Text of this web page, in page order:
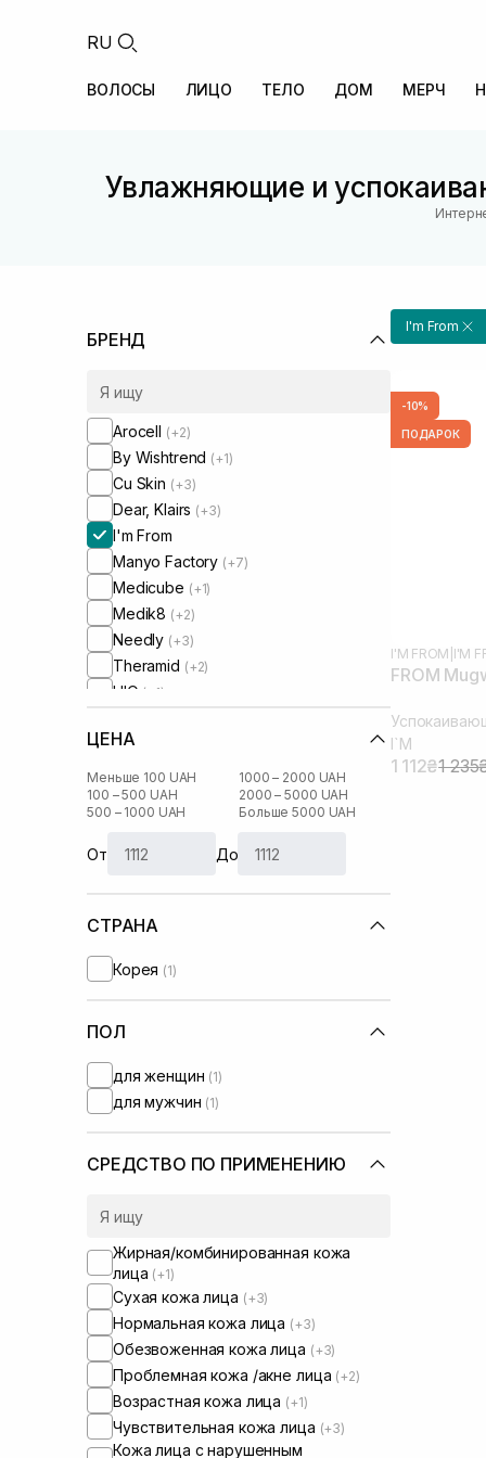
RU
ВОЛОСЫ ЛИЦО ТЕЛО ДОМ МЕРЧ
Увлажняющие и
БРЕНД
Arocell (+2)
By Wishtrend (+1)
Cu Skin (+3)
Dear, Klairs (+3)
I'm From
Manyo Factory (+7)
Medicube (+1)
Medik8 (+2)
Needly (+3)
Theramid (+2)
UIQ (+1)
ЦЕНА
Меньше 100 UAH
100 – 500 UAH
500 – 1000 UAH
1000 – 2000 UAH
2000 – 5000 UAH
Больше 5000 UAH
От До
СТРАНА
Корея (1)
ПОЛ
для женщин (1)
для мужчин (1)
СРЕДСТВО ПО ПРИМЕНЕНИЮ
Жирная/комбинированная кожа
лица (+1)
Сухая кожа лица (+3)
Нормальная кожа лица (+3)
Обезвоженная кожа лица (+3)
Проблемная кожа /акне лица (+2)
Возрастная кожа лица (+1)
Чувствительная кожа лица (+3)
Кожа лица с нарушенным
I'm From
-10%
ПОДАРОК
I'M FROM I'M
FROM
I`M
1 112₴1